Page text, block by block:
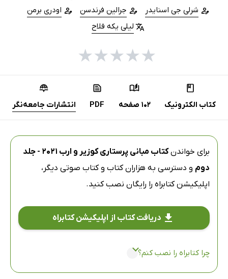
شرلی جی اسنایدر جرالین فرندسن
اودری برمن
لیلی یکه فلاح
★
★
★
★
★
کتاب الکترونیک 102 صفحه PDF انتشارات جامعه‌نگر
برای خواندن
کتاب مبانی پرستاری کوزیر و ارب 2021 - جلد
دوم و دسترسی به هزاران کتاب و کتاب صوتی دیگر،
اپلیکیشن کتابراه را رایگان نصب کنید.
دریافت کتاب از اپلیکیشن کتابراه
چرا کتابراه را نصب کنم؟